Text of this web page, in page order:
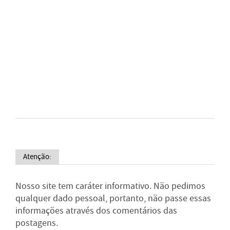
Atenção:
Nosso site tem caráter informativo. Não pedimos
qualquer dado pessoal, portanto, não passe essas
informações através dos comentários das
postagens.